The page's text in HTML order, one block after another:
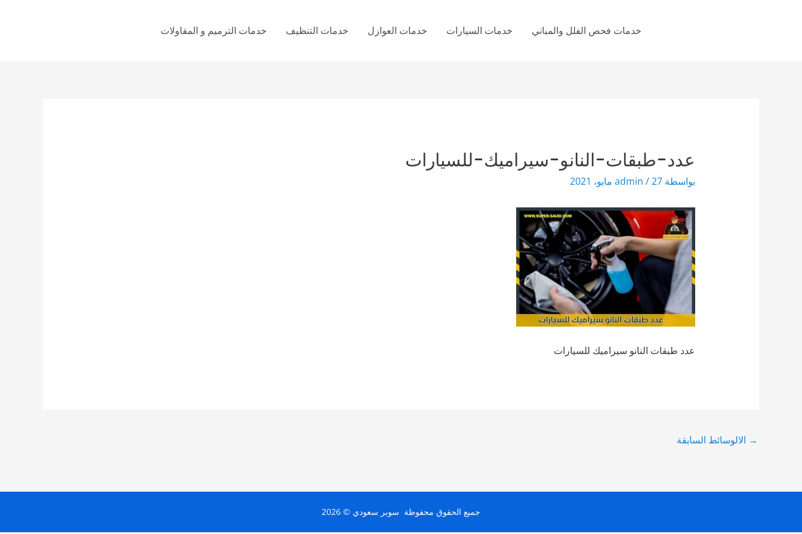
خدمات فحص الفلل والمباني خدمات السيارات خدمات العوازل خدمات التنظيف خدمات الترميم و المقاولات
عدد-طبقات-النانو-سيراميك-للسيارات
بواسطة admin/27 مايو، 2021
عدد طبقات النانو سيراميك للسيارات
Post→ الالوسائط السابقة
جميع الحقوق محفوظة سوبر سعودي © 2026